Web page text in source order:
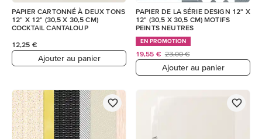
PAPIER CARTONNÉ À DEUX TONS
12" X 12" (30,5 X 30,5 CM)
COCKTAIL CANTALOUP
12,25 €
Ajouter au panier
PAPIER DE LA SÉRIE DESIGN 12" X
12" (30,5 X 30,5 CM) MOTIFS
PEINTS NEUTRES
EN PROMOTION
19,55 € 23,00 €
Ajouter au panier